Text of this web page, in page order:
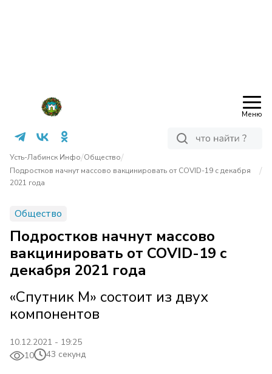
Меню
Усть-Лабинск Инфо/Общество/
Подростков начнут массово вакцинировать от COVID-19 с декабря
2021 года
/
Общество
Подростков начнут массово
вакцинировать от COVID-19 с
декабря 2021 года
«Спутник М» состоит из двух
компонентов
10.12.2021 - 19:25
10
43 секунд